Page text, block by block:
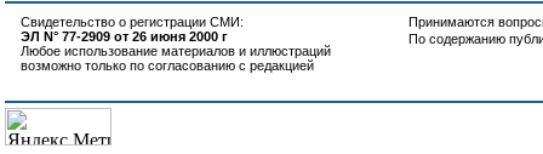
Свидетельство о регистрации СМИ:
ЭЛ N° 77-2909 от 26 июня 2000 г
Любое использование материалов и иллюстраций
возможно только по согласованию с редакцией
Принимаются
По содержанию